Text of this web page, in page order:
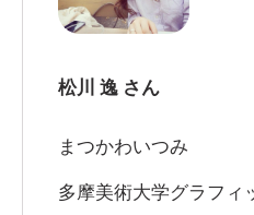
松川 逸 さん
まつかわいつみ
多摩美術大学グラフィ